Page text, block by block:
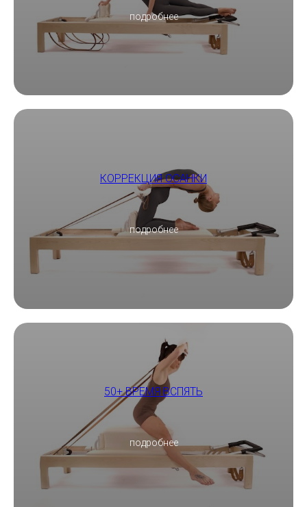
подробнее
КОРРЕКЦИЯ ОСАНКИ
подробнее
50+ ВРЕМЯ ВСПЯТЬ
подробнее